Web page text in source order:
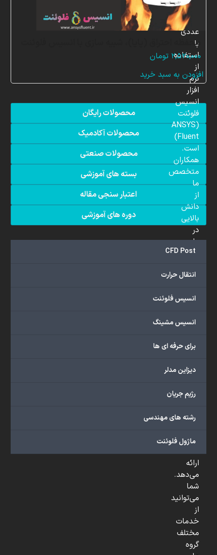
محفظه احتراق (پایا)، شبیه سازی با انسیس فلوئنت
۲,۵۲۰,۰۰۰ تومان
افزودن به سبد خرید
محصولات رایگان
محصولات آکادمیک
محصولات صنعتی
بسته های آموزشی
اعتبار سنجی مقاله
دوره های آموزشی
CFD Post
انتقال حرارت
انسیس فلوئنت
انسیس مشینگ
برای حرفه ای ها
دیزاین مدلر
رژیم جریان
رشته های مهندسی
ماژول فلوئنت
شبیه
سازی
عددی
با
استفاده
از
نرم
افزار
انسیس
فلوئنت
(ANSYS
Fluent)
است.
همکاران
متخصص
ما
از
دانش
بالایی
در
علم
دینامیک
محاسباتی
برخوردار
مجموعه
خدمات
را
اهداف
پژوهشی،
و
...
ارائه
می‌دهد.
شما
می‌توانید
از
خدمات
مختلف
گروه